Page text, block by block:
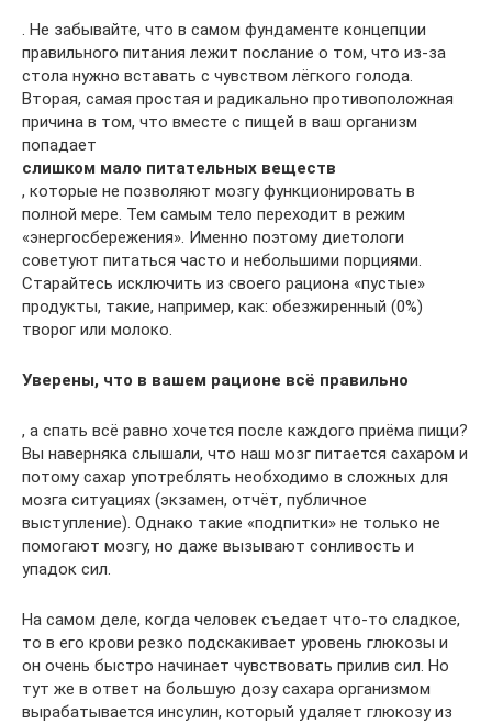
. Не забывайте, что в самом фундаменте концепции
правильного питания лежит послание о том, что из-за
стола нужно вставать с чувством лёгкого голода.
Вторая, самая простая и радикально противоположная
причина в том, что вместе с пищей в ваш организм
попадает
слишком мало питательных веществ
, которые не позволяют мозгу функционировать в
полной мере. Тем самым тело переходит в режим
«энергосбережения». Именно поэтому диетологи
советуют питаться часто и небольшими порциями.
Старайтесь исключить из своего рациона «пустые»
продукты, такие, например, как: обезжиренный (0%)
творог или молоко.
Уверены, что в вашем рационе всё правильно
, а спать всё равно хочется после каждого приёма пищи?
Вы наверняка слышали, что наш мозг питается сахаром и
потому сахар употреблять необходимо в сложных для
мозга ситуациях (экзамен, отчёт, публичное
выступление). Однако такие «подпитки» не только не
помогают мозгу, но даже вызывают сонливость и
упадок сил.
На самом деле, когда человек съедает что-то сладкое,
то в его крови резко подскакивает уровень глюкозы и
он очень быстро начинает чувствовать прилив сил. Но
тут же в ответ на большую дозу сахара организмом
вырабатывается инсулин, который удаляет глюкозу из